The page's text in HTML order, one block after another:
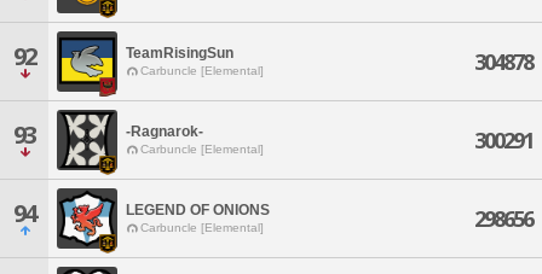
92 TeamRisingSun
Carbuncle [Elemental] 304878
93 -Ragnarok-
Carbuncle [Elemental] 300291
94 LEGEND OF ONIONS
Carbuncle [Elemental] 298656